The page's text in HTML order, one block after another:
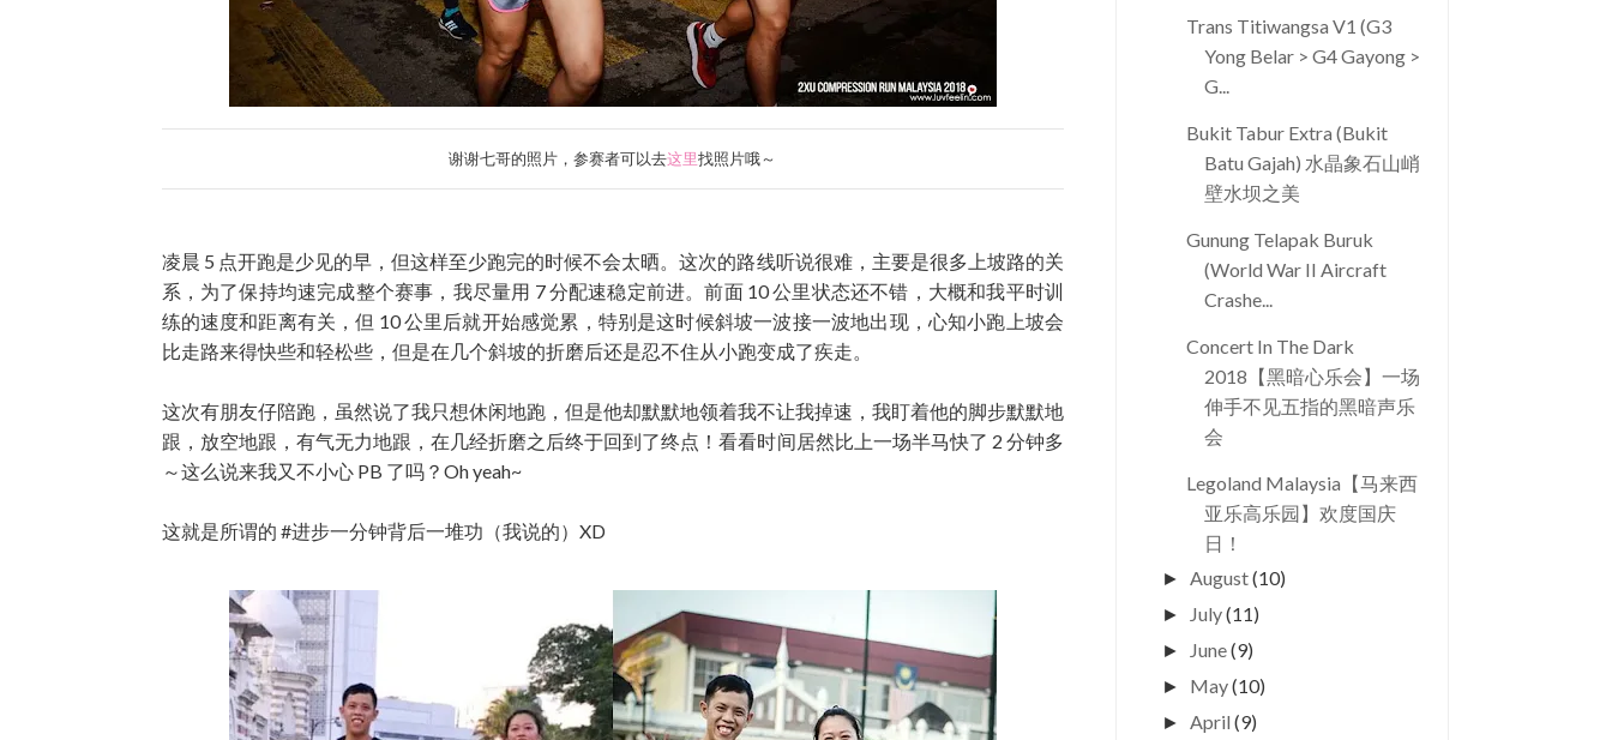
谢谢七哥的照片，参赛者可以去这里找照片哦～
凌晨 5 点开跑是少见的早，但这样至少跑完的时候不会太晒。这次的路线听说很难，主要是很多上坡路的关
系，为了保持均速完成整个赛事，我尽量用 7 分配速稳定前进。前面 10 公里状态还不错，大概和我平时训
练的速度和距离有关，但 10 公里后就开始感觉累，特别是这时候斜坡一波接一波地出现，心知小跑上坡会
比走路来得快些和轻松些，但是在几个斜坡的折磨后还是忍不住从小跑变成了疾走。
这次有朋友仔陪跑，虽然说了我只想休闲地跑，但是他却默默地领着我不让我掉速，我盯着他的脚步默默地
跟，放空地跟，有气无力地跟，在几经折磨之后终于回到了终点！看看时间居然比上一场半马快了 2 分钟多
～这么说来我又不小心 PB 了吗？Oh yeah~
这就是所谓的 #进步一分钟背后一堆功（我说的）XD
Trans Titiwangsa V1 (G3
Yong Belar > G4 Gayong >
G...
Bukit Tabur Extra (Bukit
Batu Gajah) 水晶象石山峭
壁水坝之美
Gunung Telapak Buruk
(World War II Aircraft
Crashe...
Concert In The Dark
2018【黑暗心乐会】一场
伸手不见五指的黑暗声乐
会
Legoland Malaysia【马来西
亚乐高乐园】欢度国庆
日！
►August(10)
► July(11)
► June(9)
► May(10)
►April(9)